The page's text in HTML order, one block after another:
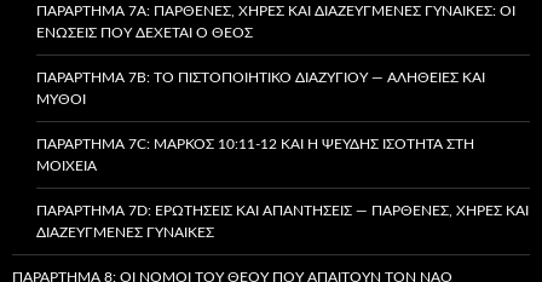
ΠΑΡΆΡΤΗΜΑ 7A: ΠΑΡΘΈΝΕΣ, ΧΉΡΕΣ ΚΑΙ ΔΙΑΖΕΥΓΜΈΝΕΣ ΓΥΝΑΊΚΕΣ: ΟΙ
ΕΝΏΣΕΙΣ ΠΟΥ ΔΈΧΕΤΑΙ Ο ΘΕΌΣ
ΠΑΡΆΡΤΗΜΑ 7B: ΤΟ ΠΙΣΤΟΠΟΙΗΤΙΚΌ ΔΙΑΖΥΓΊΟΥ — ΑΛΉΘΕΙΕΣ ΚΑΙ
ΜΎΘΟΙ
ΠΑΡΆΡΤΗΜΑ 7C: ΜΆΡΚΟΣ 10:11-12 ΚΑΙ Η ΨΕΥΔΉΣ ΙΣΌΤΗΤΑ ΣΤΗ
ΜΟΙΧΕΊΑ
ΠΑΡΆΡΤΗΜΑ 7D: ΕΡΩΤΉΣΕΙΣ ΚΑΙ ΑΠΑΝΤΉΣΕΙΣ — ΠΑΡΘΈΝΕΣ, ΧΉΡΕΣ ΚΑΙ
ΔΙΑΖΕΥΓΜΈΝΕΣ ΓΥΝΑΊΚΕΣ
ΠΑΡΆΡΤΗΜΑ 8: ΟΙ ΝΌΜΟΙ ΤΟΥ ΘΕΟΎ ΠΟΥ ΑΠΑΙΤΟΎΝ ΤΟΝ ΝΑΌ